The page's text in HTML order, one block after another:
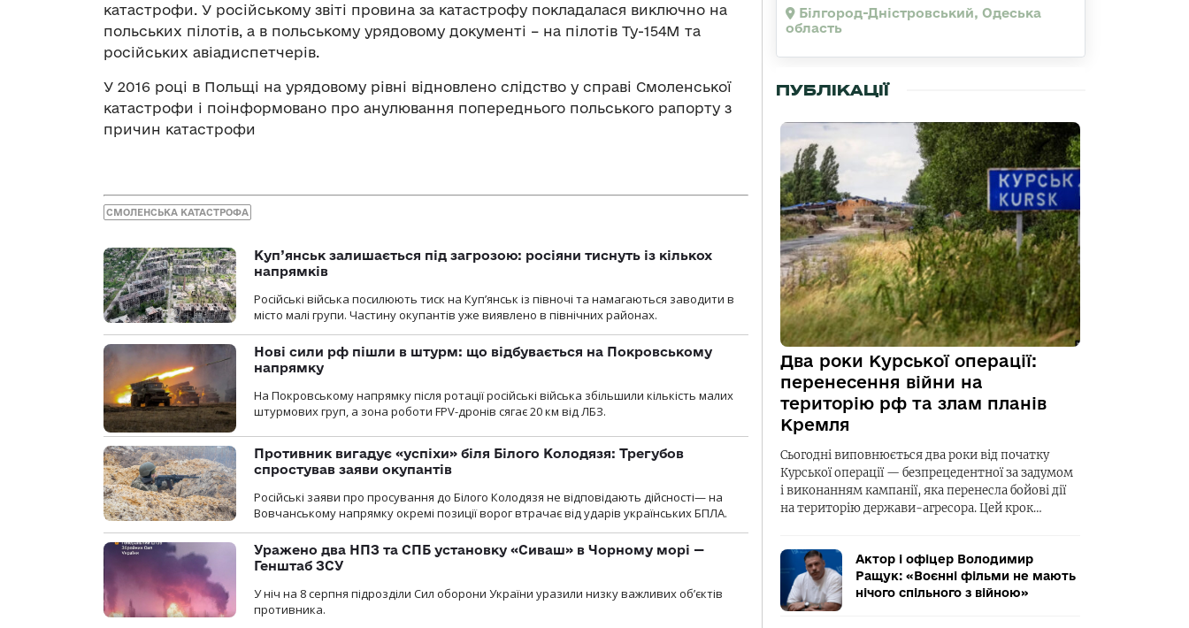
катастрофи. У російському звіті провина за катастрофу покладалася виключно на
польських пілотів, а в польському урядовому документі – на пілотів Ту-154М та
російських авіадиспетчерів.
У 2016 році в Польщі на урядовому рівні відновлено слідство у справі Смоленської
катастрофи і поінформовано про анулювання попереднього польського рапорту з
причин катастрофи
СМОЛЕНСЬКА КАТАСТРОФА
Куп’янськ залишається під загрозою: росіяни тиснуть із кількох
напрямків
Російські війська посилюють тиск на Куп’янськ із півночі та намагаються заводити в
місто малі групи. Частину окупантів уже виявлено в північних районах.
Нові сили рф пішли в штурм: що відбувається на Покровському
напрямку
На Покровському напрямку після ротації російські війська збільшили кількість малих
штурмових груп, а зона роботи FPV-дронів сягає 20 км від ЛБЗ.
Противник вигадує «успіхи» біля Білого Колодязя: Трегубов
спростував заяви окупантів
Російські заяви про просування до Білого Колодязя не відповідають дійсності— на
Вовчанському напрямку окремі позиції ворог втрачає від ударів українських БПЛА.
Уражено два НПЗ та СПБ установку «Сиваш» в Чорному морі —
Генштаб ЗСУ
У ніч на 8 серпня підрозділи Сил оборони України уразили низку важливих об’єктів
противника.
Білгород-Дністровський, Одеська
область
ПУБЛІКАЦІЇ
Два роки Курської операції:
перенесення війни на
територію рф та злам планів
Кремля
Сьогодні виповнюється два роки від початку
Курської операції — безпрецедентної за задумом
і виконанням кампанії, яка перенесла бойові дії
на територію держави-агресора. Цей крок…
Актор і офіцер Володимир
Ращук: «Воєнні фільми не мають
нічого спільного з війною»